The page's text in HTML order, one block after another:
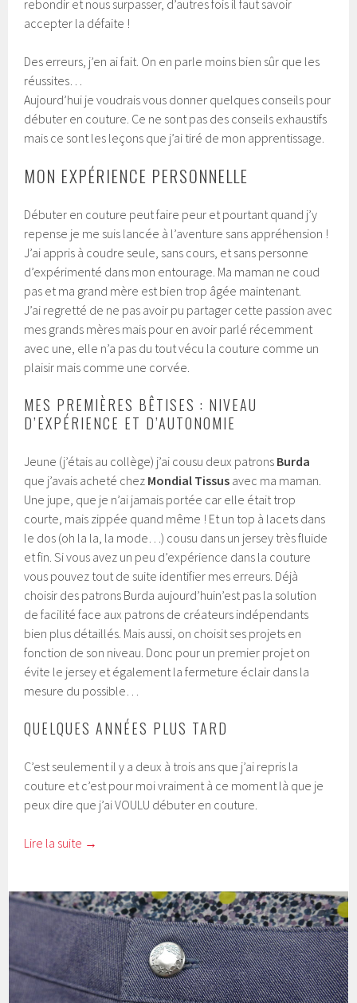
rebondir et nous surpasser, d’autres fois il faut savoir
accepter la défaite !
Des erreurs, j’en ai fait. On en parle moins bien sûr que les
réussites…
Aujourd’hui je voudrais vous donner quelques conseils pour
débuter en couture. Ce ne sont pas des conseils exhaustifs
mais ce sont les leçons que j’ai tiré de mon apprentissage.
MON EXPÉRIENCE PERSONNELLE
Débuter en couture peut faire peur et pourtant quand j’y
repense je me suis lancée à l’aventure sans appréhension !
J’ai appris à coudre seule, sans cours, et sans personne
d’expérimenté dans mon entourage. Ma maman ne coud
pas et ma grand mère est bien trop âgée maintenant.
J’ai regretté de ne pas avoir pu partager cette passion avec
mes grands mères mais pour en avoir parlé récemment
avec une, elle n’a pas du tout vécu la couture comme un
plaisir mais comme une corvée.
MES PREMIÈRES BÊTISES : NIVEAU
D’EXPÉRIENCE ET D’AUTONOMIE
Jeune (j’étais au collège) j’ai cousu deux patrons Burda
que j’avais acheté chez Mondial Tissus avec ma maman.
Une jupe, que je n’ai jamais portée car elle était trop
courte, mais zippée quand même ! Et un top à lacets dans
le dos (oh la la, la mode…) cousu dans un jersey très fluide
et fin. Si vous avez un peu d’expérience dans la couture
vous pouvez tout de suite identifier mes erreurs. Déjà
choisir des patrons Burda aujourd’huin’est pas la solution
de facilité face aux patrons de créateurs indépendants
bien plus détaillés. Mais aussi, on choisit ses projets en
fonction de son niveau. Donc pour un premier projet on
évite le jersey et également la fermeture éclair dans la
mesure du possible…
QUELQUES ANNÉES PLUS TARD
C’est seulement il y a deux à trois ans que j’ai repris la
couture et c’est pour moi vraiment à ce moment là que je
peux dire que j’ai VOULU débuter en couture.
Lire la suite →